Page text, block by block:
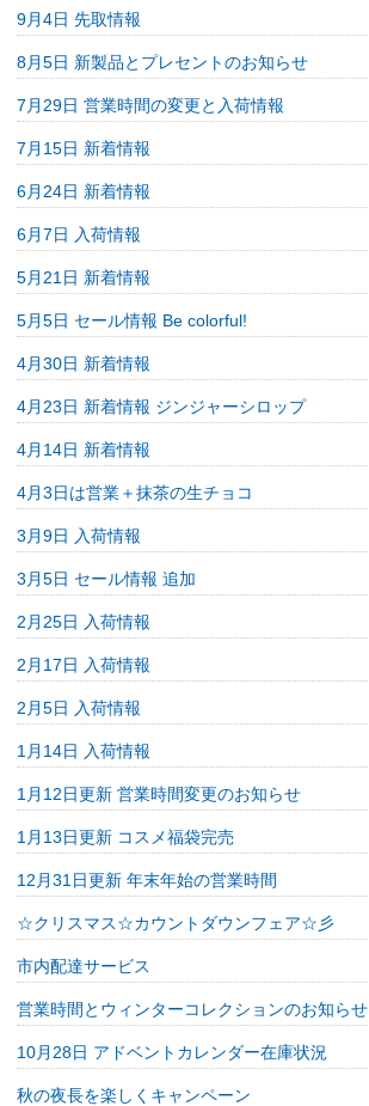
9月4日 先取情報
8月5日 新製品とプレセントのお知らせ
7月29日 営業時間の変更と入荷情報
7月15日 新着情報
6月24日 新着情報
6月7日 入荷情報
5月21日 新着情報
5月5日 セール情報 Be colorful!
4月30日 新着情報
4月23日 新着情報 ジンジャーシロップ
4月14日 新着情報
4月3日は営業＋抹茶の生チョコ
3月9日 入荷情報
3月5日 セール情報 追加
2月25日 入荷情報
2月17日 入荷情報
2月5日 入荷情報
1月14日 入荷情報
1月12日更新 営業時間変更のお知らせ
1月13日更新 コスメ福袋完売
12月31日更新 年末年始の営業時間
☆クリスマス☆カウントダウンフェア☆彡
市内配達サービス
営業時間とウィンターコレクションのお知らせ
10月28日 アドベントカレンダー在庫状況
秋の夜長を楽しくキャンペーン